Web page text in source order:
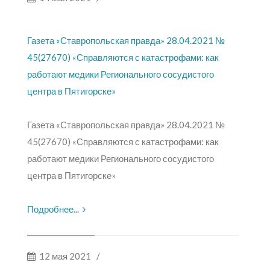
Газета «Ставропольская правда» 28.04.2021 №
45(27670) «Справляются с катастрофами: как
работают медики Регионального сосудистого
центра в Пятигорске»
Газета «Ставропольская правда» 28.04.2021 №
45(27670) «Справляются с катастрофами: как
работают медики Регионального сосудистого
центра в Пятигорске»
Подробнее...
12 мая 2021 /